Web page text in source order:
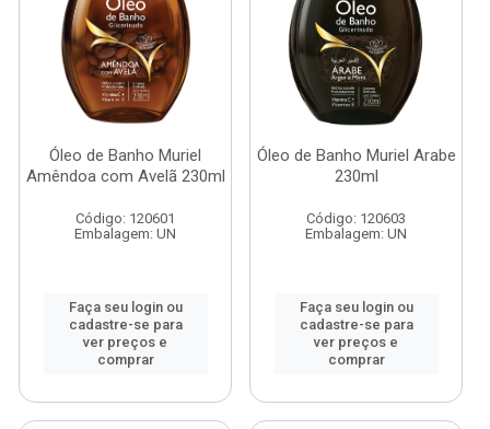
Óleo de Banho Muriel
Amêndoa com Avelã 230ml
Código: 120601
Embalagem: UN
Faça seu login ou
cadastre-se para
ver preços e
comprar
Óleo de Banho Muriel Arabe
230ml
Código: 120603
Embalagem: UN
Faça seu login ou
cadastre-se para
ver preços e
comprar